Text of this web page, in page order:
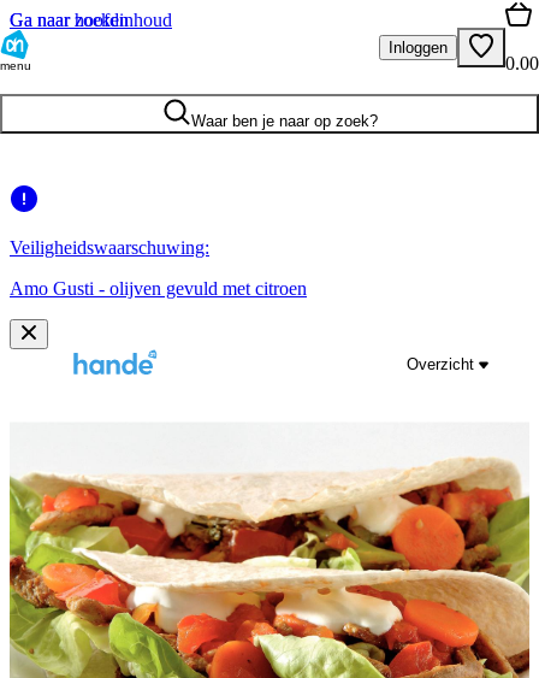
Ga naar hoofdinhoud
Ga naar zoeken
menu
Inloggen
0.00
Waar ben je naar op zoek?
Veiligheidswaarschuwing:
Amo Gusti - olijven gevuld met citroen
Overzicht